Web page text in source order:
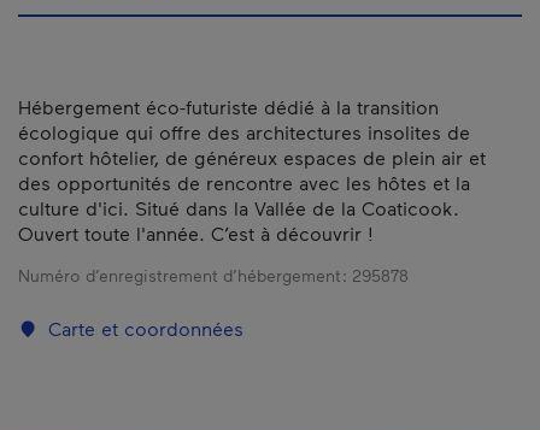
Hébergement éco-futuriste dédié à la transition
écologique qui offre des architectures insolites de
confort hôtelier, de généreux espaces de plein air et
des opportunités de rencontre avec les hôtes et la
culture d'ici. Situé dans la Vallée de la Coaticook.
Ouvert toute l'année. C’est à découvrir !
Numéro d’enregistrement d’hébergement : 295878
Carte et coordonnées